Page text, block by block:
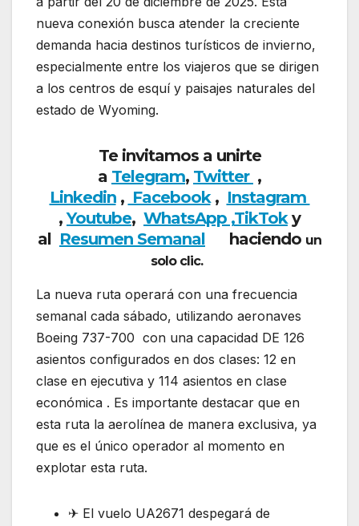
nueva conexión busca atender la creciente
demanda hacia destinos turísticos de invierno,
especialmente entre los viajeros que se dirigen
a los centros de esquí y paisajes naturales del
estado de Wyoming.
Te invitamos a unirte
a Telegram, Twitter ,
Linkedin, Facebook, Instagram
,Youtube, WhatsApp ,TikToky
al Resumen Semanal haciendo un
solo clic.
La nueva ruta operará con una frecuencia
semanal cada sábado, utilizando aeronaves
Boeing 737-700 con una capacidad DE 126
asientos configurados en dos clases: 12 en
clase en ejecutiva y 114 asientos en clase
económica . Es importante destacar que en
esta ruta la aerolínea de manera exclusiva, ya
que es el único operador al momento en
explotar esta ruta.
✈ El vuelo UA2671 despegará de